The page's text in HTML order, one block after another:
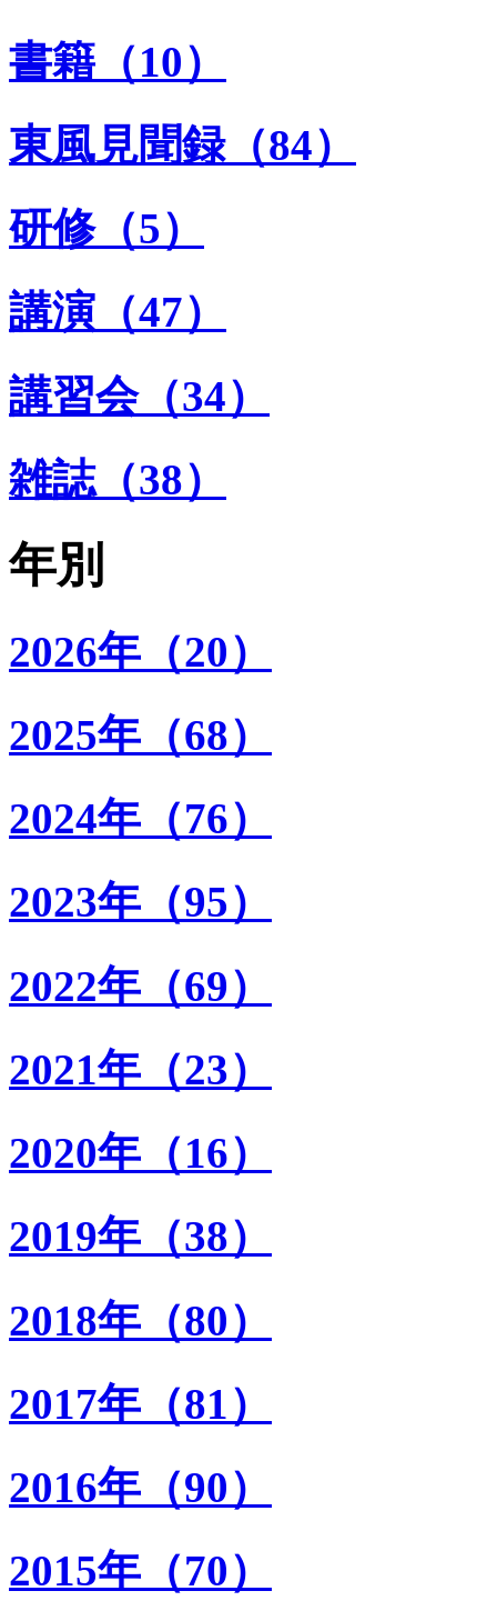
書籍（10）
東風見聞録（84）
研修（5）
講演（47）
講習会（34）
雑誌（38）
年別
2026年（20）
2025年（68）
2024年（76）
2023年（95）
2022年（69）
2021年（23）
2020年（16）
2019年（38）
2018年（80）
2017年（81）
2016年（90）
2015年（70）